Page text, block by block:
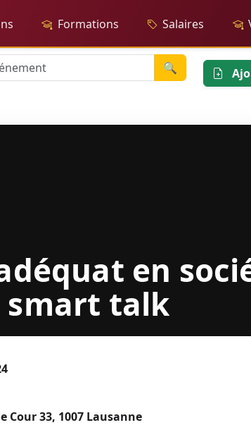
Formations Salaires
smart talk 🔍
en
talk
Cour 33, 1007 Lausanne